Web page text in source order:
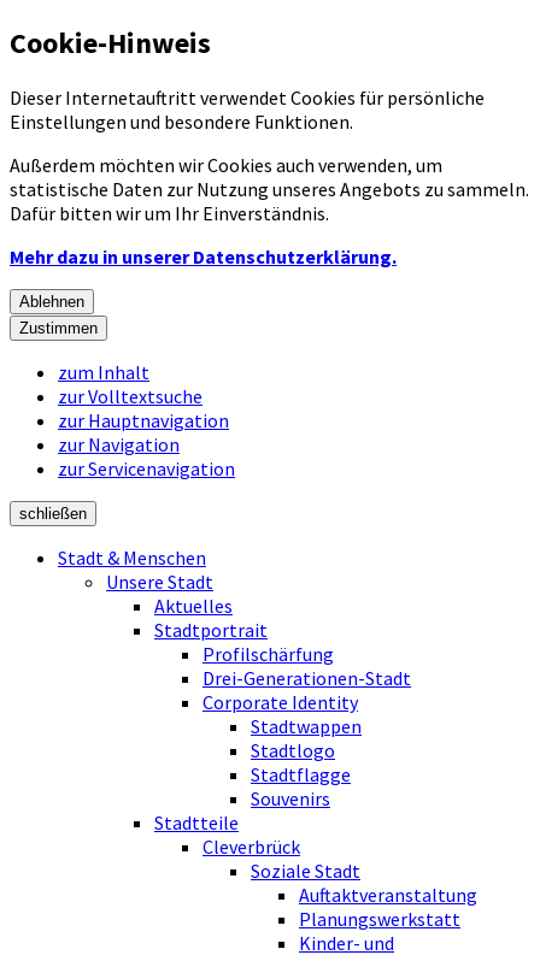
Cookie-Hinweis
Dieser Internetauftritt verwendet Cookies für persönliche
Einstellungen und besondere Funktionen.
Außerdem möchten wir Cookies auch verwenden, um
statistische Daten zur Nutzung unseres Angebots zu sammeln.
Dafür bitten wir um Ihr Einverständnis.
Mehr dazu in unserer Datenschutzerklärung.
Ablehnen
Zustimmen
zum Inhalt
zur Volltextsuche
zur Hauptnavigation
zur Navigation
zur Servicenavigation
schließen
Stadt & Menschen
Unsere Stadt
Aktuelles
Stadtportrait
Profilschärfung
Drei-Generationen-Stadt
Corporate Identity
Stadtwappen
Stadtlogo
Stadtflagge
Souvenirs
Stadtteile
Cleverbrück
Soziale Stadt
Auftaktveranstaltung
Planungswerkstatt
Kinder- und